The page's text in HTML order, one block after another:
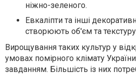
ніжно-зеленого.
Евкаліпти та інші
створюють об'єм та
Вирощування таких культур у
умовах помірного клімату
завданням. Більшість із них